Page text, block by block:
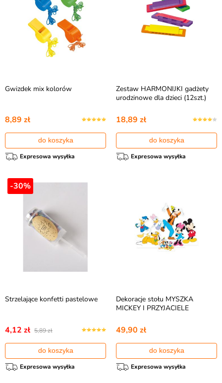
Gwizdek mix kolorów
8,89 zł
do koszyka
Expresowa wysyłka
Zestaw HARMONIJKI gadżety
urodzinowe dla dzieci (12szt.)
18,89 zł
do koszyka
Expresowa wysyłka
-30%
Strzelające konfetti pastelowe
4,12 zł 5,89 zł
do koszyka
Expresowa wysyłka
Dekoracje stołu MYSZKA
MICKEY I PRZYJACIELE
49,90 zł
do koszyka
Expresowa wysyłka